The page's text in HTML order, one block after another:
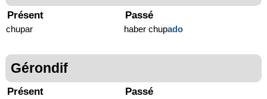
Présent
chupar
Passé
haber chupado
Gérondif
Présent Passé